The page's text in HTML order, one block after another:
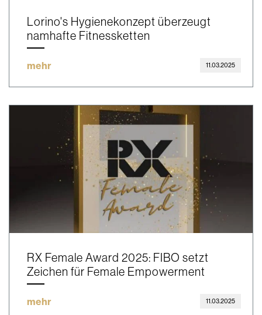
Lorino's Hygienekonzept überzeugt
namhafte Fitnessketten
mehr 11.03.2025
RX Female Award 2025: FIBO setzt
Zeichen für Female Empowerment
mehr 11.03.2025